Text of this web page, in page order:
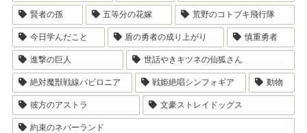
賢者の孫 五等分の花嫁 荒野のコトブキ飛行隊
今日学んだこと 盾の勇者の成り上がり 慎重勇者
進撃の巨人 世話やきキツネの仙狐さん
絶対魔獣戦線バビロニア 戦姫絶唱シンフォギア 動物
彼方のアストラ 文豪ストレイドッグス
約束のネバーランド